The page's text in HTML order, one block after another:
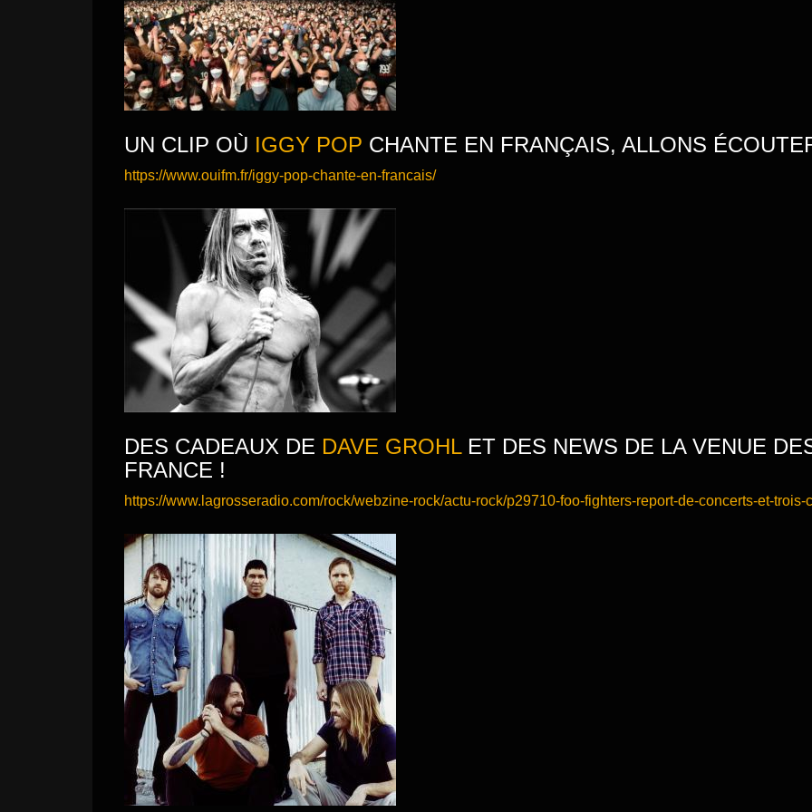
UN CLIP OÙ IGGY POP CHANTE EN FRANÇAIS, ALLONS
https://www.ouifm.fr/iggy-pop-chante-en-francais/
DES CADEAUX DE DAVE GROHLET DES NEWS DE LA VENUE
FRANCE !
https://www.lagrosseradio.com/rock/webzine-rock/actu-rock/p29710-foo-fighters-report-de-concerts-et-trois-